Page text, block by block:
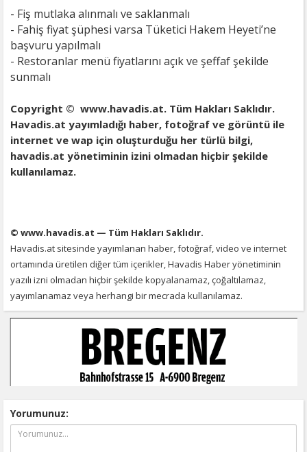
- Fiş mutlaka alınmalı ve saklanmalı
- Fahiş fiyat şüphesi varsa Tüketici Hakem Heyeti’ne
başvuru yapılmalı
- Restoranlar menü fiyatlarını açık ve şeffaf şekilde
sunmalı
Copyright © www.havadis.at. Tüm Hakları Saklıdır.
Havadis.at yayımladığı haber, fotoğraf ve görüntü ile
internet ve wap için oluşturduğu her türlü bilgi,
havadis.at yönetiminin izini olmadan hiçbir şekilde
kullanılamaz.
© www.havadis.at — Tüm Hakları Saklıdır.
Havadis.at sitesinde yayımlanan haber, fotoğraf, video ve internet
ortamında üretilen diğer tüm içerikler, Havadis Haber yönetiminin
yazılı izni olmadan hiçbir şekilde kopyalanamaz, çoğaltılamaz,
yayımlanamaz veya herhangi bir mecrada kullanılamaz.
Yorumunuz: